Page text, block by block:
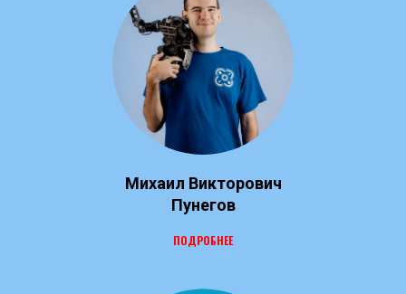
Михаил Викторович
Пунегов
ПОДРОБНЕЕ